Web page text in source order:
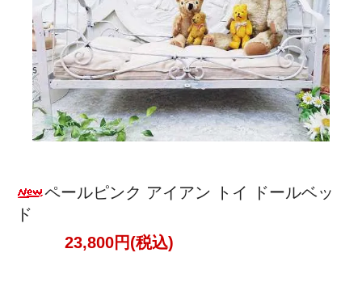
ペールピンク アイアン トイ ドールベッ
ド
23,800円(税込)